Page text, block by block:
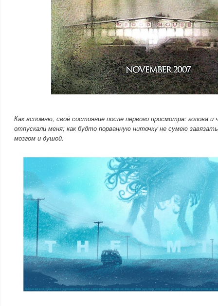
Как вспомню, своё состояние после первого просмотра: голова
отпускали меня; как будто порванную ниточку не сумею
мозгом и душой.